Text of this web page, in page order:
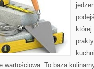
wartościowa. To baza